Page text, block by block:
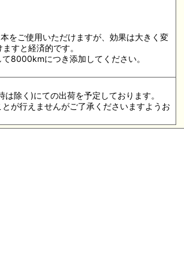
をご使用いただけますが、効果は大きく変
すと経済的です。
8000kmにつき添加してください。
除く)にての出荷を予定しております。
が行えませんがご了承くださいますようお